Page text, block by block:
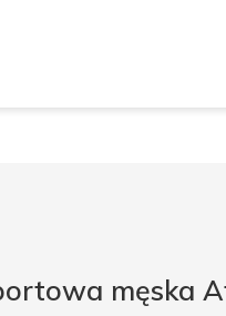
męska